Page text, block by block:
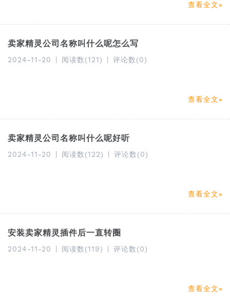
查看全文
卖家精灵公司名称叫什么呢怎么写
2024-11-20 阅读数(121) 评论数(0)
查看全文
卖家精灵公司名称叫什么呢好听
2024-11-20 阅读数(122) 评论数(0)
查看全文
安装卖家精灵插件后一直转圈
2024-11-20 阅读数(119) 评论数(0)
查看全文